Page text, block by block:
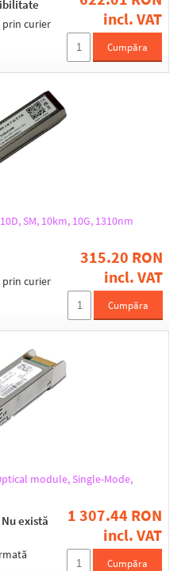
prin curier
incl. VAT
Cumpăra
SM, 10km, 10G, 1310nm
prin curier
315.20 RON
incl. VAT
Cumpăra
module, Single-Mode,
există
1 307.44 RON
incl. VAT
Cumpăra